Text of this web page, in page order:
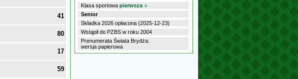
41
80
17
59
Klasa sportowa pierwsza
Senior
Składka 2026 opłacona (2025-12-23)
Wstąpił do PZBS w roku 2004
Prenumerata Świata Brydża:
wersja papierowa